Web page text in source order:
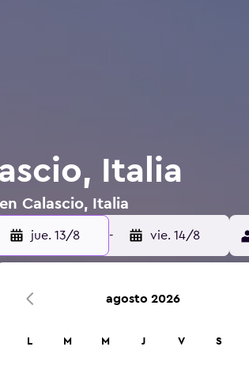
Italia
Calascio, Italia
jue. 13/8 - vie. 14/8
de hoteles y alojamientos.
agosto 2026
L M M J V S